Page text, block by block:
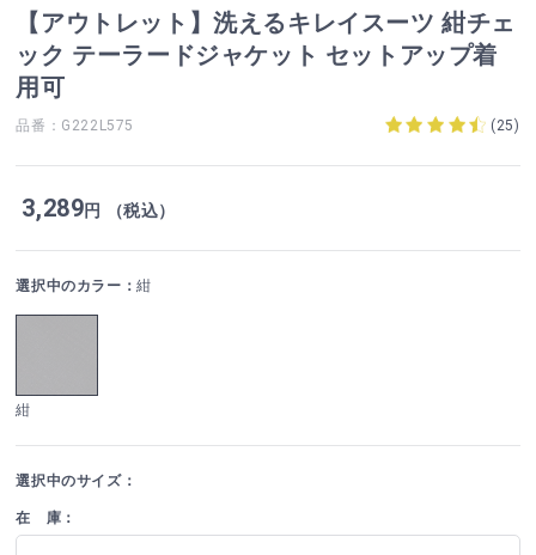
【アウトレット】洗えるキレイスーツ 紺チェ
ック テーラードジャケット セットアップ着
用可
品番：G222L575 (25)
3,289円 （税込）
選択中のカラー：紺
紺
選択中のサイズ：
在 庫：